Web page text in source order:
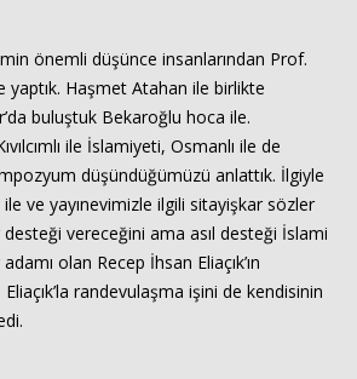
önemli düşünce insanlarından Prof.
Haşmet Atahan ile birlikte
buluştuk Bekaroğlu hoca ile.
ile İslamiyeti, Osmanlı ile de
düşündüğümüzü anlattık. İlgiyle
ile ve yayınevimizle ilgili sitayişkar sözler
vereceğini ama asıl desteği İslami
olan Recep İhsan Eliaçık’ın
randevulaşma işini de kendisinin